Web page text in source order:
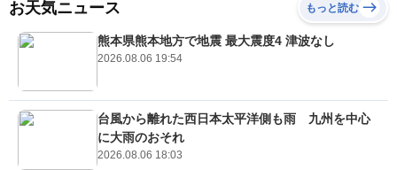
お天気ニュース もっと読む
熊本県熊本地方で地震 最大震度4 津波なし
2026.08.06 19:54
台風から離れた西日本太平洋側も雨 九州を中心
に大雨のおそれ
2026.08.06 18:03